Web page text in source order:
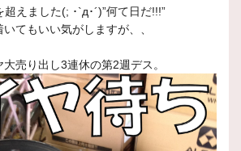
えました(; ･`д･´)”何て日だ!!!”
てもいい気がしますが、、
売り出し3連休の第2週デス。